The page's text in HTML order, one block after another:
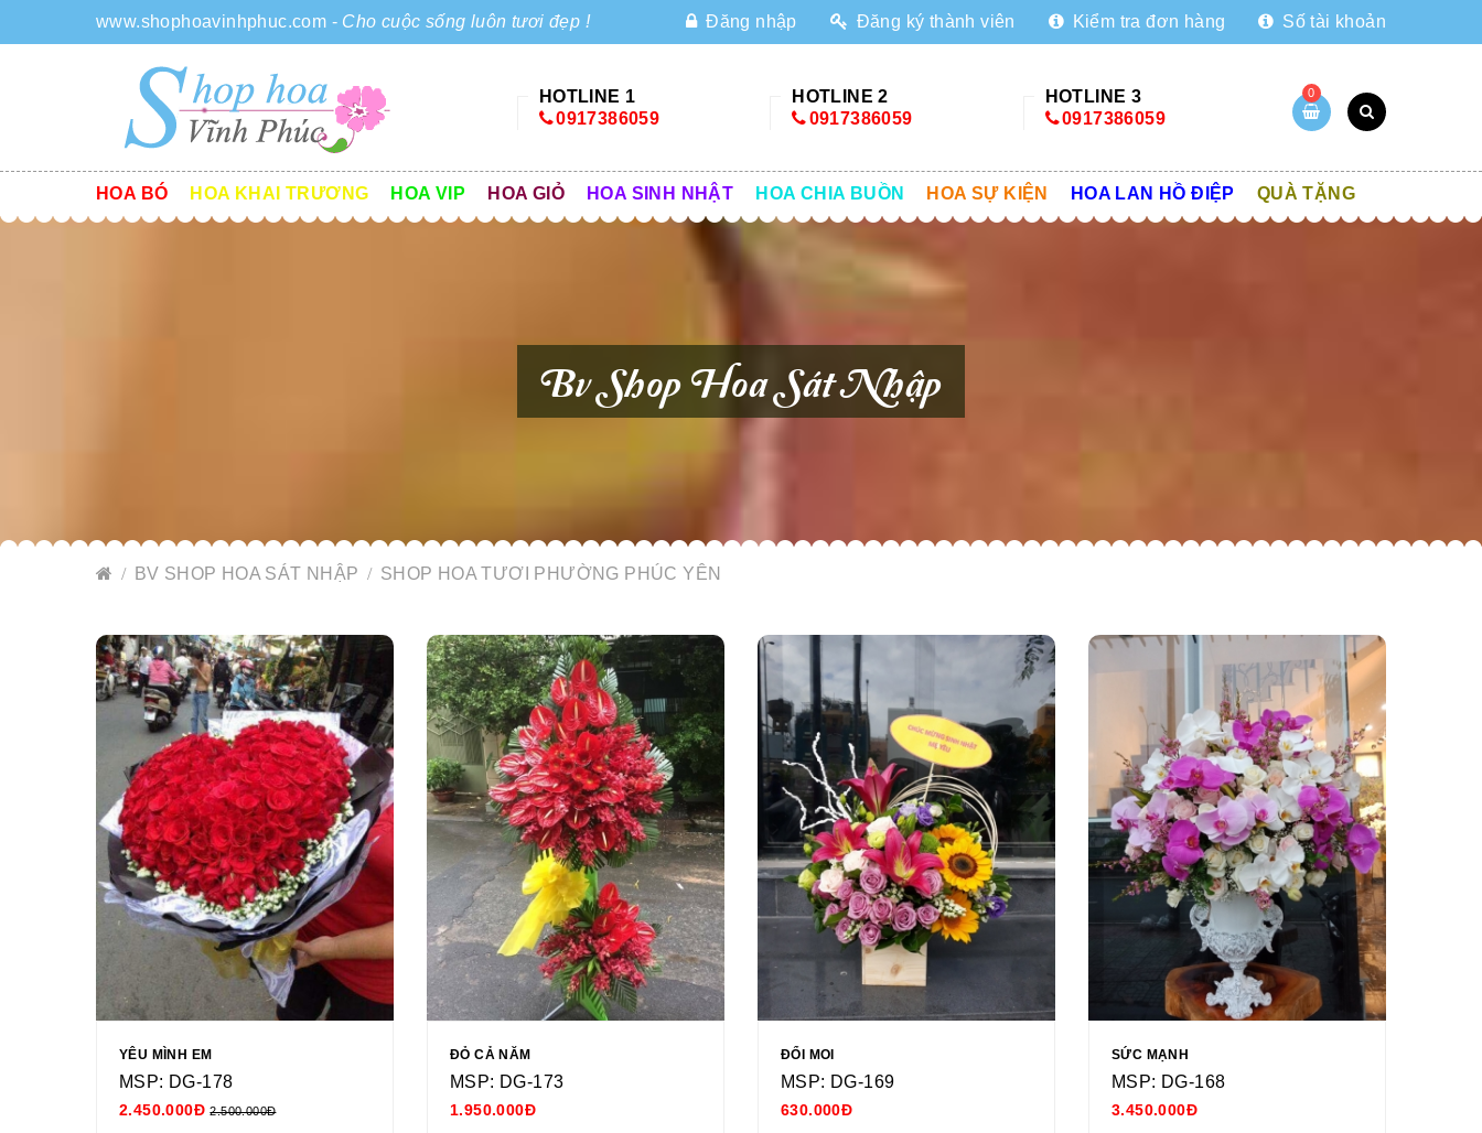
www.shophoavinhphuc.com - Cho cuộc sống luôn tươi đẹp ! Đăng nhập Đăng ký thành viên Kiểm tra đơn hàng Số tài khoản
HOTLINE 1
0917386059
HOTLINE 2
0917386059
HOTLINE 3
0917386059
0
HOA BÓ HOA KHAI TRƯƠNG HOA VIP HOA GIỎ HOA SINH NHẬT HOA CHIA BUỒN HOA SỰ KIỆN HOA LAN HỒ ĐIỆP QUÀ TẶNG
Bv Shop Hoa Sát Nhập
BV SHOP HOA SÁT NHẬP SHOP HOA TƯƠI PHƯỜNG PHÚC YÊN
YÊU MÌNH EM
MSP: DG-178
2.450.000Đ 2.500.000Đ
ĐỎ CẢ NĂM
MSP: DG-173
1.950.000Đ
ĐỔI MOI
MSP: DG-169
630.000Đ
SỨC MẠNH
MSP: DG-168
3.450.000Đ